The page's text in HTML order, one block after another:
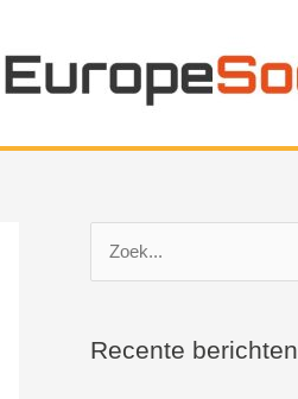
k
Recente berichten